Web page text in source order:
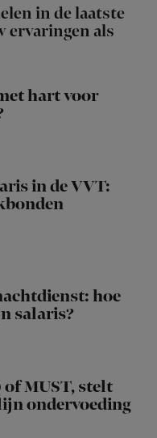
in de laatste
ervaringen als
hart voor
in de VVT:
hoe
salaris?
of MUST, stelt
ondervoeding